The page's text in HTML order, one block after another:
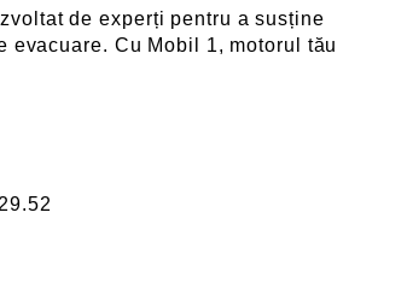
de experți pentru a susține
Cu Mobil 1, motorul tău